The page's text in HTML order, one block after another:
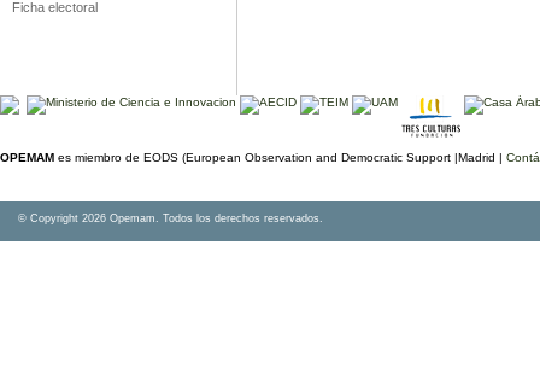
Ficha electoral
OPEMAM es miembro de EODS (European Observation and Democratic Support |Madrid |
© Copyright 2026 Opemam. Todos los derechos reservados.